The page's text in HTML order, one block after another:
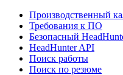
Производственный
Требования к ПО
Безопасный
HeadHunter API
Поиск работы
Поиск по резюме